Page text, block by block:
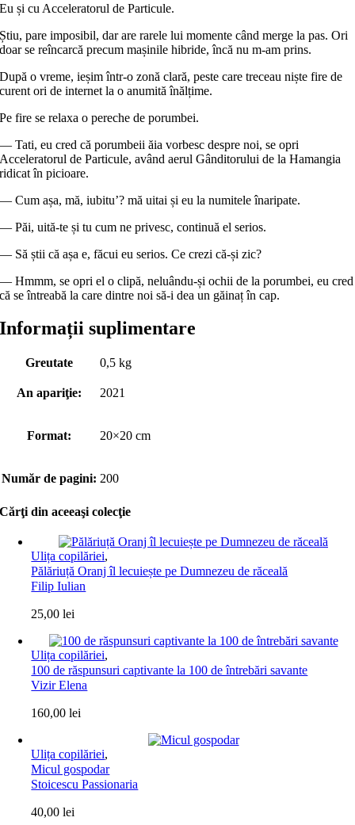
Eu și cu Acceleratorul de Particule.
Știu, pare imposibil, dar are rarele lui momente când merge la pas. Ori
doar se reîncarcă precum mașinile hibride, încă nu m-am prins.
După o vreme, ieșim într-o zonă clară, peste care treceau niște fire de
curent ori de internet la o anumită înălțime.
Pe fire se relaxa o pereche de porumbei.
— Tati, eu cred că porumbeii ăia vorbesc despre noi, se opri
Acceleratorul de Particule, având aerul Gânditorului de la Hamangia
ridicat în picioare.
— Cum așa, mă, iubitu’? mă uitai și eu la numitele înaripate.
— Păi, uită-te și tu cum ne privesc, continuă el serios.
— Să știi că așa e, făcui eu serios. Ce crezi că-și zic?
— Hmmm, se opri el o clipă, neluându-și ochii de la porumbei, eu cred
că se întreabă la care dintre noi să-i dea un găinaț în cap.
Informații suplimentare
Greutate 0,5 kg
An apariţie: 2021
Format: 20×20 cm
Număr de pagini: 200
Cărţi din aceeaşi colecţie
Ulița copilăriei,
Pălăriuță Oranj îl lecuiește pe Dumnezeu de răceală
Filip Iulian
25,00lei
Ulița copilăriei,
100 de răspunsuri captivante la 100 de întrebări savante
Vizir Elena
160,00lei
Ulița copilăriei,
Micul gospodar
Stoicescu Passionaria
40,00lei